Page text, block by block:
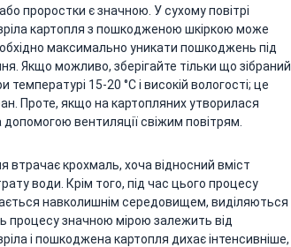
проростки є значною. У сухому повітрі
картопля з пошкодженою шкіркою може
максимально уникати пошкоджень під
Якщо можливо, зберігайте тільки що зібраний
15-20 °C і високій вологості; це
Проте, якщо на картопляних утворилася
вентиляції свіжим повітрям.
втрачає крохмаль, хоча відносний вміст
води. Крім того, під час цього процесу
навколишнім середовищем, виділяються
процесу значною мірою залежить від
і пошкоджена картопля дихає інтенсивніше,